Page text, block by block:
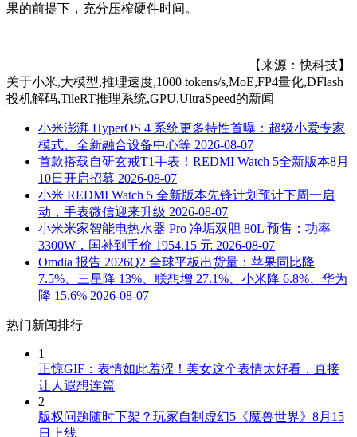
果的前提下，充分压榨硬件时间。
【来源：快科技】
关于小米,大模型,推理速度,1000 tokens/s,MoE,FP4量化,DFlash
投机解码,TileRT推理系统,GPU,UltraSpeed的新闻
小米澎湃 HyperOS 4 系统更多特性首曝：超级小爱专家
模式、全新融合设备中心等 2026-08-07
首款搭载自研玄戒T1手表！REDMI Watch 5全新版本8月
10日开启招募 2026-08-07
小米 REDMI Watch 5 全新版本先锋计划预计下周一启
动，手表微信迎来升级 2026-08-07
小米米家智能电热水器 Pro 净垢双胆 80L 预售：功率
3300W，国补到手价 1954.15 元 2026-08-07
Omdia 报告 2026Q2 全球平板出货量：苹果同比降
7.5%、三星降 13%、联想增 27.1%、小米降 6.8%、华为
降 15.6% 2026-08-07
热门新闻排行
1
正惊GIF：表情如此羞涩！美女这个表情太好看，直接
让人遐想连篇
2
版权问题随时下架？玩家自制虚幻5《魔兽世界》8月15
日上线